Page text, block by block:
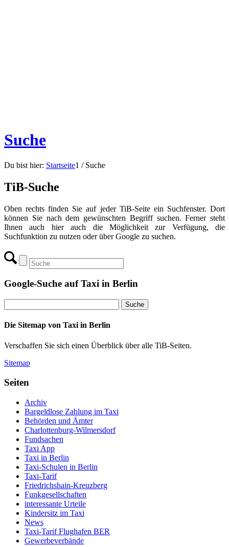
Suche
Du bist hier: Startseite1 / Suche
TiB-Suche
Oben rechts finden Sie auf jeder TiB-Seite ein Suchfenster. Dort
können Sie nach dem gewünschten Begriff suchen. Ferner steht
Ihnen auch hier auch die Möglichkeit zur Verfügung, die
Suchfunktion zu nutzen oder über Google zu suchen.
Google-Suche auf Taxi in Berlin
Die Sitemap von Taxi in Berlin
Verschaffen Sie sich einen Überblick über alle TiB-Seiten.
Sitemap
Seiten
Archiv
Bargeldlose Zahlung im Taxi
Behörden und Ämter
Charlottenburg-Wilmersdorf
Fundsachen
Taxi App
Taxi in Berlin
Taxi-Schulen in Berlin
Taxi-Tarif
Friedrichshain-Kreuzberg
Funkgesellschaften
interessante Urteile
Kindersitz im Taxi
News
Taxi-Tarif Flughafen BER
Gewerbeverbände